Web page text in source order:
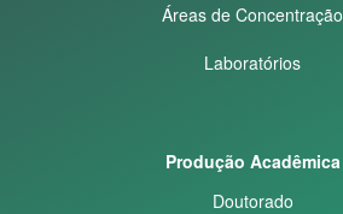
Áreas de Concentração
Laboratórios
Produção Acadêmica
Doutorado